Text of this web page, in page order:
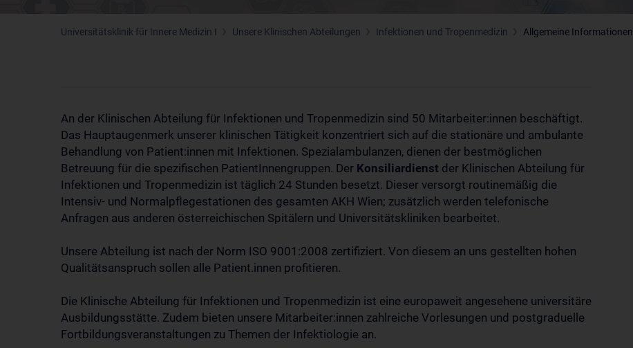
Universitätsklinik für Innere Medizin I Unsere Klinischen Abteilungen Infektionen und Tropenmedizin Allgemeine Informationen
An der Klinischen Abteilung für Infektionen und Tropenmedizin sind 50 Mitarbeiter:innen beschäftigt.
Das Hauptaugenmerk unserer klinischen Tätigkeit konzentriert sich auf die stationäre und ambulante
Behandlung von Patient:innen mit Infektionen. Spezialambulanzen, dienen der bestmöglichen
Betreuung für die spezifischen PatientInnengruppen. Der Konsiliardienst der Klinischen Abteilung für
Infektionen und Tropenmedizin ist täglich 24 Stunden besetzt. Dieser versorgt routinemäßig die
Intensiv- und Normalpflegestationen des gesamten AKH Wien; zusätzlich werden telefonische
Anfragen aus anderen österreichischen Spitälern und Universitätskliniken bearbeitet.
Unsere Abteilung ist nach der Norm ISO 9001:2008 zertifiziert. Von diesem an uns gestellten hohen
Qualitätsanspruch sollen alle Patient.innen profitieren.
Die Klinische Abteilung für Infektionen und Tropenmedizin ist eine europaweit angesehene universitäre
Ausbildungsstätte. Zudem bieten unsere Mitarbeiter:innen zahlreiche Vorlesungen und postgraduelle
Fortbildungsveranstaltungen zu Themen der Infektiologie an.